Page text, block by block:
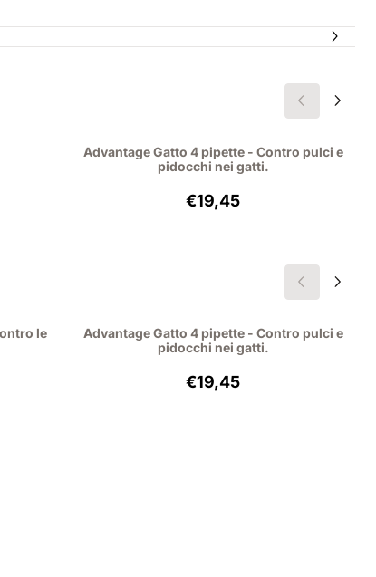
esclusa: 7,25
Advantage Gatto 4 pipette - Contro pulci e
pidocchi nei gatti.
Prezzo: 19,45, IVA esclusa:
€19,45
le
esclusa: 17,84
Advantage Gatto 4 pipette - Contro pulci e
pidocchi nei gatti.
Prezzo: 19,45, IVA esclusa:
€19,45